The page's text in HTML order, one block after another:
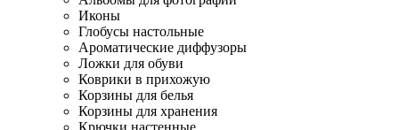
Иконы
Глобусы настольные
Ароматические диффузоры
Ложки для обуви
Коврики в прихожую
Корзины для белья
Корзины для хранения
Крючки настенные